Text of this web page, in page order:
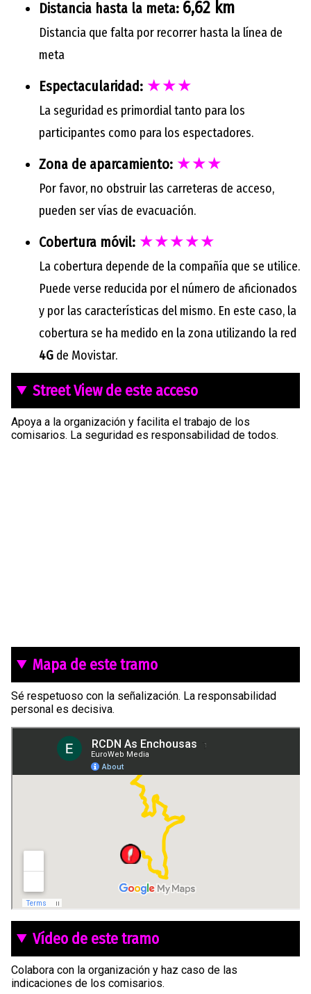
Distancia hasta la meta: 6,62 km
Distancia que falta por recorrer hasta la línea de
meta
Espectacularidad: ★★★
La seguridad es primordial tanto para los
participantes como para los espectadores.
Zona de aparcamiento: ★★★
Por favor, no obstruir las carreteras de acceso,
pueden ser vías de evacuación.
Cobertura móvil: ★★★★★
La cobertura depende de la compañía que se utilice.
Puede verse reducida por el número de aficionados
y por las características del mismo. En este caso, la
cobertura se ha medido en la zona utilizando la red
4G de Movistar.
Street View de este acceso
Apoya a la organización y facilita el trabajo de los
comisarios. La seguridad es responsabilidad de todos.
Mapa de este tramo
Sé respetuoso con la señalización. La responsabilidad
personal es decisiva.
Vídeo de este tramo
Colabora con la organización y haz caso de las
indicaciones de los comisarios.